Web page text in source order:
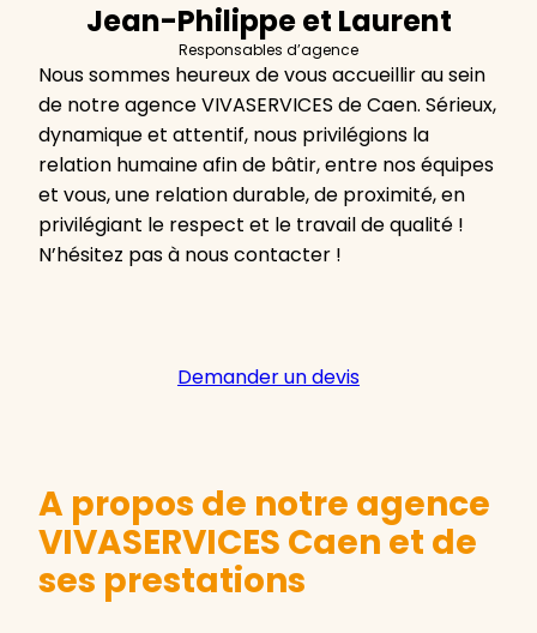
Jean-Philippe et Laurent
Responsables d’agence
Nous sommes heureux de vous accueillir au sein
de notre agence VIVASERVICES de Caen. Sérieux,
dynamique et attentif, nous privilégions la
relation humaine afin de bâtir, entre nos équipes
et vous, une relation durable, de proximité, en
privilégiant le respect et le travail de qualité !
N’hésitez pas à nous contacter !
Demander un devis
A propos de notre agence
VIVASERVICES Caen et de
ses prestations